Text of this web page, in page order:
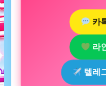
카
라
텔레